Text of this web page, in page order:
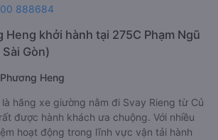
888684
Heng khởi hành tại 275C Phạm Ngũ
Gòn)
Heng
hãng xe giường nằm đi Svay Rieng từ Củ
được hành khách ưa chuộng. Với nhiều
hoạt động trong lĩnh vực vận tải hành